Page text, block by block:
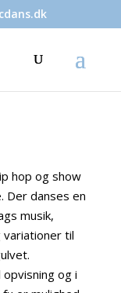
hop og show
Der danses en
musik,
til
og i